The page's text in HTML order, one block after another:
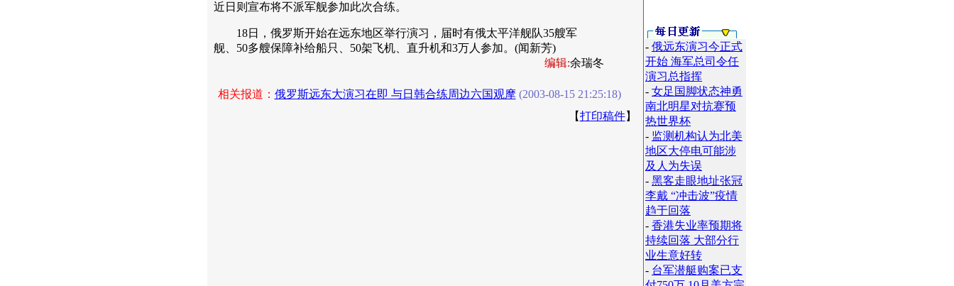
近日则宣布将不派军舰参加此次合练。
18日，俄罗斯开始在远东地区举行演习，届时有俄太平洋舰队35艘军
舰、50多艘保障补给船只、50架飞机、直升机和3万人参加。(闻新芳)
编辑:余瑞冬
相关报道： 俄罗斯远东大演习在即 与日韩合练周边六国观摩(2003-08-15 21:25:18)
【打印稿件】
- 俄远东演习今正式
开始 海军总司令任
演习总指挥
- 女足国脚状态神勇
南北明星对抗赛预
热世界杯
- 监测机构认为北美
地区大停电可能涉
及人为失误
- 黑客走眼地址张冠
李戴 “冲击波”疫情
趋于回落
- 香港失业率预期将
持续回落 大部分行
业生意好转
- 台军潜艇购案已支